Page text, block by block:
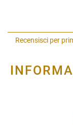
Recensisci per